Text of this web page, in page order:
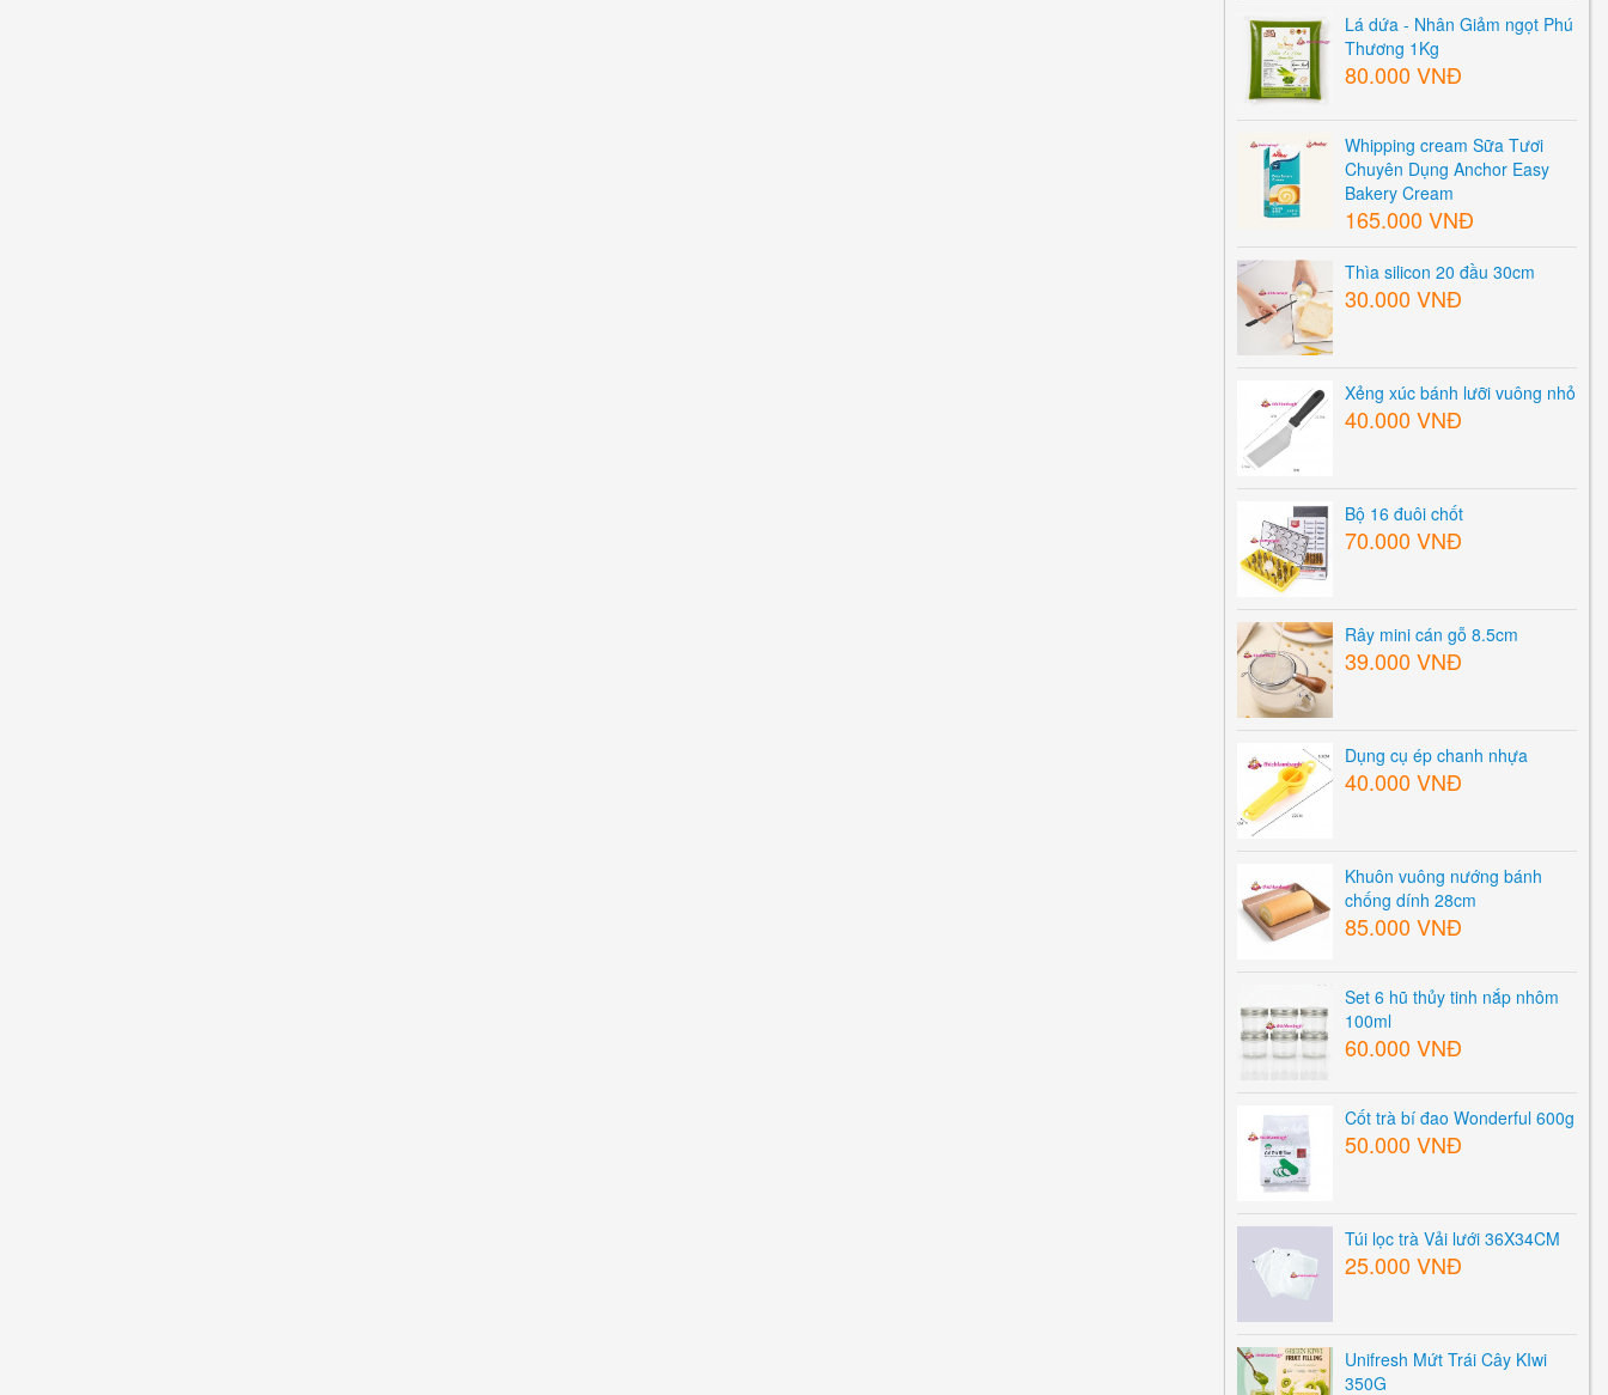
Lá dứa - Nhân Giảm ngọt Phú
Thương 1Kg
80.000 VNĐ
Whipping cream Sữa Tươi
Chuyên Dụng Anchor Easy
Bakery Cream
165.000 VNĐ
Thìa silicon 20 đầu 30cm
30.000 VNĐ
Xẻng xúc bánh lưỡi vuông nhỏ
40.000 VNĐ
Bộ 16 đuôi chốt
70.000 VNĐ
Rây mini cán gỗ 8.5cm
39.000 VNĐ
Dụng cụ ép chanh nhựa
40.000 VNĐ
Khuôn vuông nướng bánh
chống dính 28cm
85.000 VNĐ
Set 6 hũ thủy tinh nắp nhôm
100ml
60.000 VNĐ
Cốt trà bí đao Wonderful 600g
50.000 VNĐ
Túi lọc trà Vải lưới 36X34CM
25.000 VNĐ
Unifresh Mứt Trái Cây KIwi
350G